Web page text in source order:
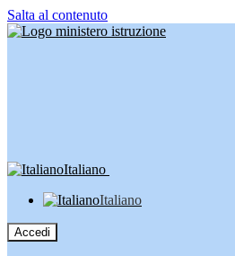
Salta al contenuto
Italiano
Italiano
Accedi